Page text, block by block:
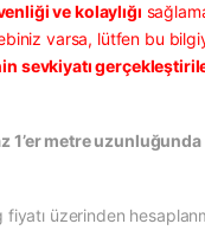
ve kolaylığı
varsa, lütfen bu
sevkiyatı
1’er metre uzunluğunda
üzerinden